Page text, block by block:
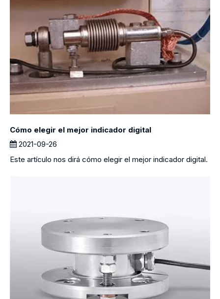
Cómo elegir el mejor indicador digital
2021-09-26
Este artículo nos dirá cómo elegir el mejor indicador digital.